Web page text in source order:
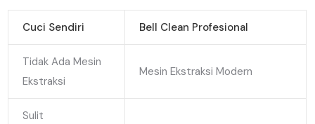
Cuci Sendiri Bell Clean Profesional
Tidak Ada Mesin
Ekstraksi
Mesin Ekstraksi Modern
Sulit